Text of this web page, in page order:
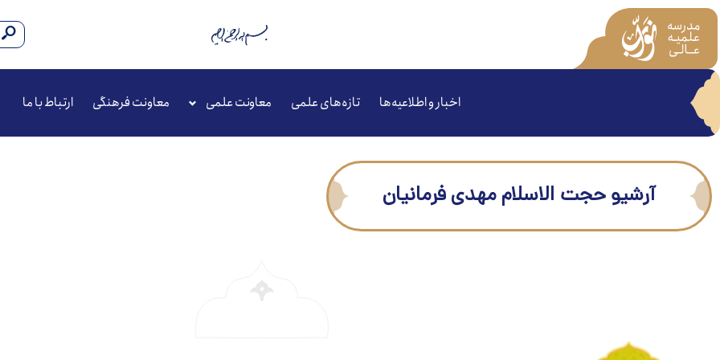
اخبار و اطلاعیه‌ها تازه‌های علمی معاونت علمی معاونت فرهنگی ارتباط با ما
آرشیو حجت الاسلام مهدی فرمانیان